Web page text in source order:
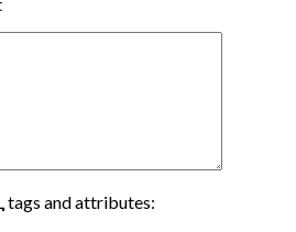
tags and attributes: